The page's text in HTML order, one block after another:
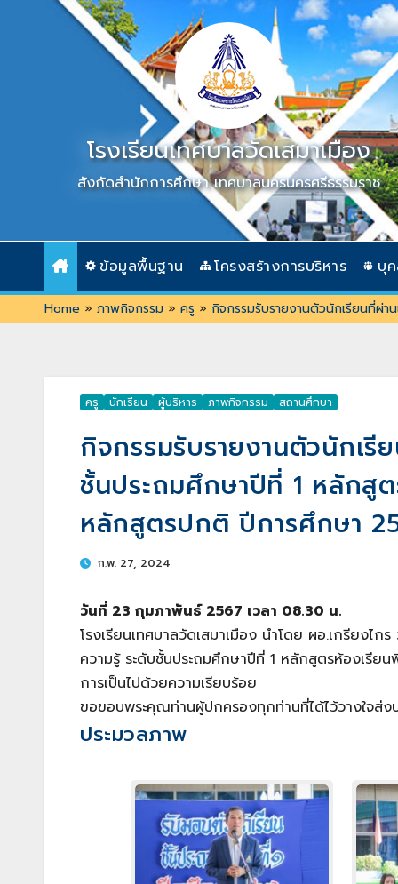
โรงเรียนเทศบาลวัดเสมาเมือง
สังกัดสำนักการศึกษา เทศบาลนครนครศรีธรรมราช
ข้อมูลพื้นฐาน โครงสร้างการบริหาร บุ
Home » ภาพกิจกรรม » ครู » กิจกรรมรับรายงานตัวนักเรียนที่ผ่
ครู นักเรียน ผู้บริหาร ภาพกิจกรรม สถานศึกษา
กิจกรรมรับรายงานตัวนักเ
ชั้นประถมศึกษาปีที่ 1 หลักสูต
หลักสูตรปกติ ปีการศึกษา
ก.พ. 27, 2024
วันที่ 23 กุมภาพันธ์ 2567 เวลา 08.30 น.
โรงเรียนเทศบาลวัดเสมาเมือง นำโดย ผอ.เกรียง
ความรู้ ระดับชั้นประถมศึกษาปีที่ 1 หลักสูตรห้องเรีย
การเป็นไปด้วยความเรียบร้อย
ขอขอบพระคุณท่านผู้ปกครองทุกท่านที่ได้ไว้วางใจส่ง
ประมวลภาพ